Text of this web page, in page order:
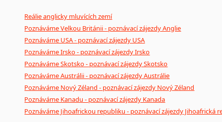
Reálie anglicky mluvících zemí
Poznáváme Velkou Británii - poznávací zájezdy Anglie
Poznáváme USA - poznávací zájezdy USA
Poznáváme Irsko - poznávací zájezdy Irsko
Poznáváme Skotsko - poznávací zájezdy Skotsko
Poznáváme Austrálii - poznávací zájezdy Austrálie
Poznáváme Nový Zéland - poznávací zájezdy Nový Zéland
Poznáváme Kanadu - poznávací zájezdy Kanada
Poznáváme Jihoafrickou republiku - poznávací zájezdy Jihoafrická